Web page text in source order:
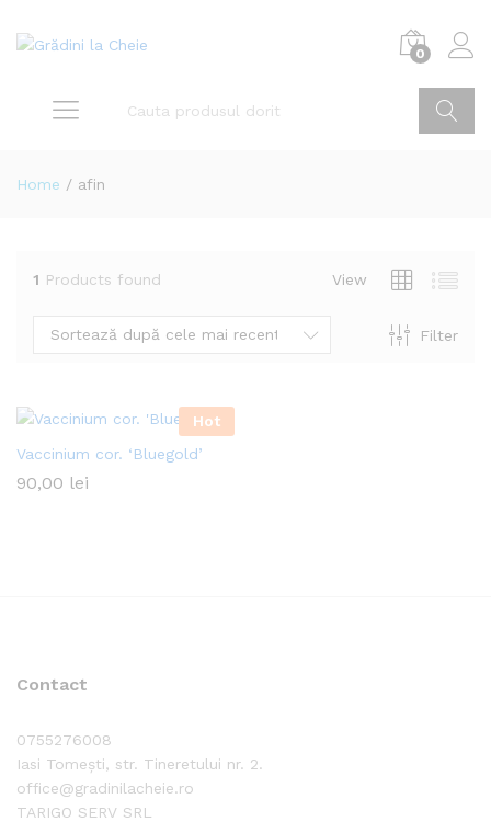
0
Home / afin
1 Products found View
Filter
Sortează după cele mai recente
Hot
Vaccinium cor. ‘Bluegold’
90,00 lei
Contact
0755276008
Iasi Tomești, str. Tineretului nr. 2.
office@gradinilacheie.ro
TARIGO SERV SRL